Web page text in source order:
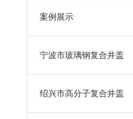
案例展示
宁波市玻璃钢复合井盖
绍兴市高分子复合井盖